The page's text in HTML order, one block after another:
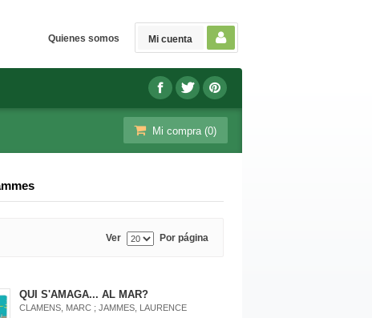
Mi cuenta
Quienes somos
Mi compra (0)
Ver Por página
QUI S'AMAGA... AL MAR?
CLAMENS, MARC ; JAMMES, LAURENCE